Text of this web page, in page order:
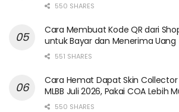
550 SHARES
Cara Membuat Kode QR dari
untuk Bayar dan Menerima Uang
551 SHARES
Cara Hemat Dapat Skin
MLBB Juli 2026, Pakai COA Lebih
550 SHARES